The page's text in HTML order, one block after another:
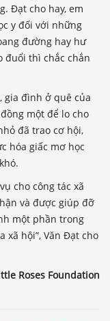
Đạt cho hay, em
y đối với những
đường hay hư
đuổi thì chắc chắn
gia đình ở quê của
một để lo cho
đã trao cơ hội,
hóa giấc mơ học
cho công tác xã
và được giúp đỡ
một phần trong
hội”, Văn Đạt cho
Roses Foundation